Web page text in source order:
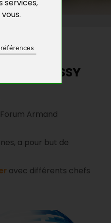
services,
.
À POISSY
Armand
a pour but de
avec différents chefs